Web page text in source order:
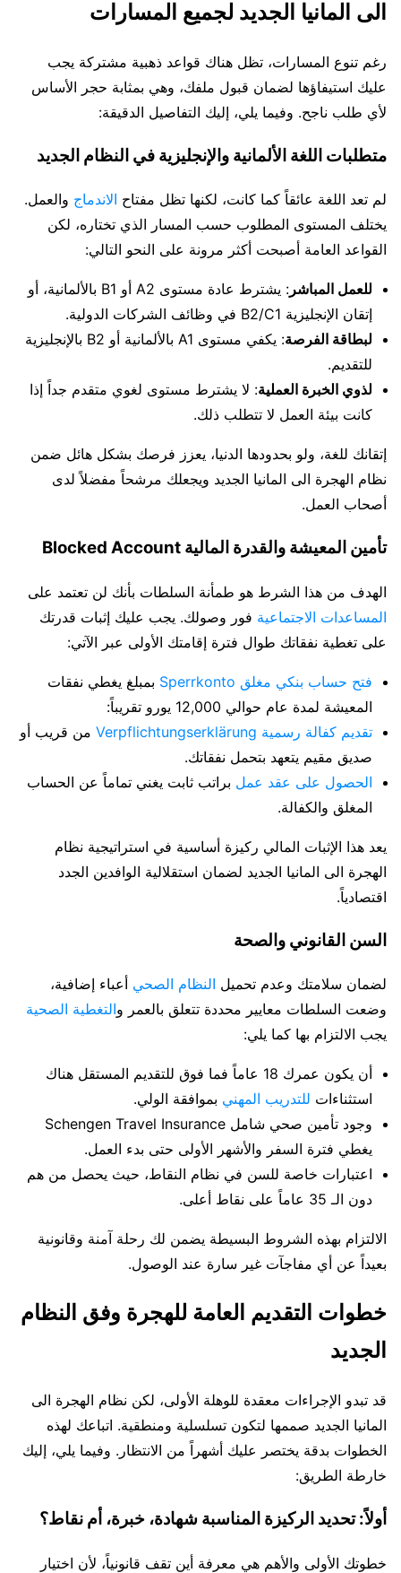
الى المانيا الجديد لجميع المسارات
رغم تنوع المسارات، تظل هناك قواعد ذهبية مشتركة يجب
عليك استيفاؤها لضمان قبول ملفك، وهي بمثابة حجر الأساس
لأي طلب ناجح. وفيما يلي، إليك التفاصيل الدقيقة:
متطلبات اللغة الألمانية والإنجليزية في النظام الجديد
لم تعد اللغة عائقاً كما كانت، لكنها تظل مفتاح الاندماج والعمل.
يختلف المستوى المطلوب حسب المسار الذي تختاره، لكن
القواعد العامة أصبحت أكثر مرونة على النحو التالي:
للعمل المباشر
: يشترط عادة مستوى A2 أو B1 بالألمانية، أو
إتقان الإنجليزية B2/C1 في وظائف الشركات الدولية.
لبطاقة الفرصة
: يكفي مستوى A1 بالألمانية أو B2 بالإنجليزية
للتقديم.
لذوي الخبرة العملية: لا يشترط مستوى لغوي متقدم جداً إذا
كانت بيئة العمل لا تتطلب ذلك.
إتقانك للغة، ولو بحدودها الدنيا، يعزز فرصك بشكل هائل ضمن
نظام الهجرة الى المانيا الجديد ويجعلك مرشحاً مفضلاً لدى
أصحاب العمل.
تأمين المعيشة والقدرة المالية Blocked Account
الهدف من هذا الشرط هو طمأنة السلطات بأنك لن تعتمد على
المساعدات الاجتماعية فور وصولك. يجب عليك إثبات قدرتك
على تغطية نفقاتك طوال فترة إقامتك الأولى عبر الآتي:
فتح حساب بنكي مغلق Sperrkonto
بمبلغ يغطي نفقات
المعيشة لمدة عام حوالي 12,000 يورو تقريباً:
تقديم كفالة رسمية Verpflichtungserklärung
من قريب أو
صديق مقيم يتعهد بتحمل نفقاتك.
الحصول على عقد عمل براتب ثابت يغني تماماً عن الحساب
المغلق والكفالة.
يعد هذا الإثبات المالي ركيزة أساسية في استراتيجية نظام
الهجرة الى المانيا الجديد لضمان استقلالية الوافدين الجدد
اقتصادياً.
السن القانوني والصحة
لضمان سلامتك وعدم تحميل النظام الصحي أعباء إضافية،
وضعت السلطات معايير محددة تتعلق بالعمر والتغطية الصحية
يجب الالتزام بها كما يلي:
أن يكون عمرك 18 عاماً فما فوق للتقديم المستقل هناك
استثناءات للتدريب المهني بموافقة الولي.
وجود تأمين صحي شامل Schengen Travel Insurance
يغطي فترة السفر والأشهر الأولى حتى بدء العمل.
اعتبارات خاصة للسن في نظام النقاط، حيث يحصل من هم
دون الـ 35 عاماً على نقاط أعلى.
الالتزام بهذه الشروط البسيطة يضمن لك رحلة آمنة وقانونية
بعيداً عن أي مفاجآت غير سارة عند الوصول.
خطوات التقديم العامة للهجرة وفق النظام
الجديد
قد تبدو الإجراءات معقدة للوهلة الأولى، لكن نظام الهجرة الى
المانيا الجديد صممها لتكون تسلسلية ومنطقية. اتباعك لهذه
الخطوات بدقة يختصر عليك أشهراً من الانتظار. وفيما يلي، إليك
خارطة الطريق:
أولاً: تحديد الركيزة المناسبة شهادة، خبرة، أم نقاط؟
خطوتك الأولى والأهم هي معرفة أين تقف قانونياً، لأن اختيار